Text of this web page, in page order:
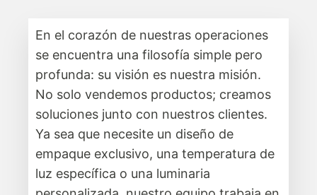
En el corazón de nuestras operaciones
se encuentra una filosofía simple pero
profunda: su visión es nuestra misión.
No solo vendemos productos; creamos
soluciones junto con nuestros clientes.
Ya sea que necesite un diseño de
empaque exclusivo, una temperatura de
luz específica o una luminaria